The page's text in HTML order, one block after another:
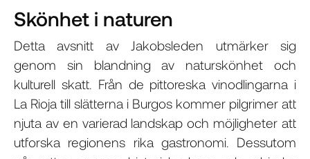
Skönhet i naturen
Detta avsnitt av Jakobsleden utmärker sig
genom sin blandning av naturskönhet och
kulturell skatt. Från de pittoreska vinodlingarna i
La Rioja till slätterna i Burgos kommer pilgrimer att
njuta av en varierad landskap och möjligheter att
utforska regionens rika gastronomi. Dessutom